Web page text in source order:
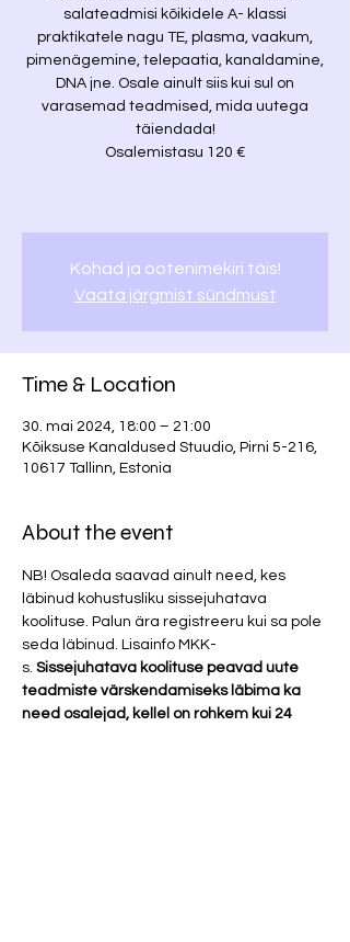
salateadmisi kõikidele A- klassi
praktikatele nagu TE, plasma, vaakum,
pimenägemine, telepaatia, kanaldamine,
DNA jne. Osale ainult siis kui sul on
varasemad teadmised, mida uutega
täiendada!
Osalemistasu 120 €
Kohad ja ootenimekiri täis!
Vaata järgmist sündmust
Time & Location
30. mai 2024, 18:00 – 21:00
Kõiksuse Kanaldused Stuudio, Pirni 5-216,
10617 Tallinn, Estonia
About the event
NB! Osaleda saavad ainult need, kes
läbinud kohustusliku sissejuhatava
koolituse. Palun ära registreeru kui sa pole
seda läbinud. Lisainfo MKK-
s. Sissejuhatava koolituse peavad uute
teadmiste värskendamiseks läbima ka
need osalejad, kellel on rohkem kui 24